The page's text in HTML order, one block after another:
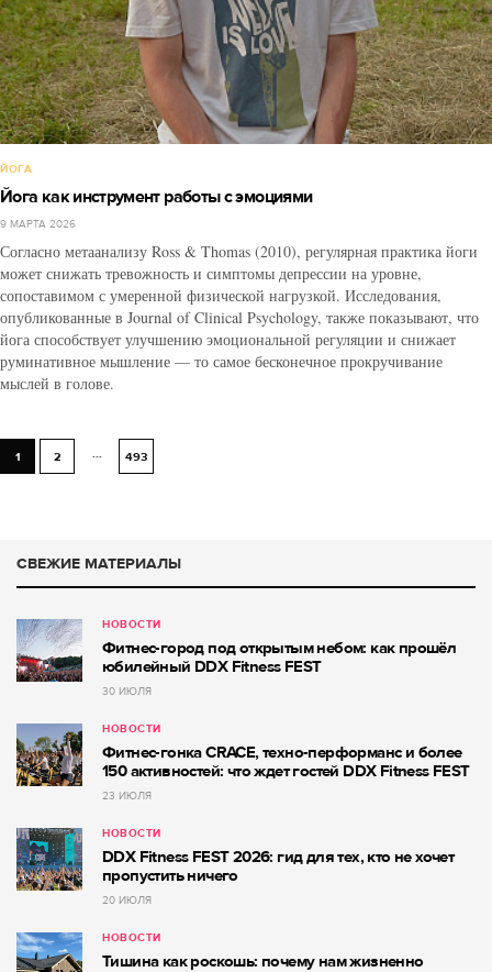
ЙОГА
Йога как инструмент работы с эмоциями
9 МАРТА 2026
Согласно метаанализу Ross & Thomas (2010), регулярная практика йоги
может снижать тревожность и симптомы депрессии на уровне,
сопоставимом с умеренной физической нагрузкой. Исследования,
опубликованные в Journal of Clinical Psychology, также показывают, что
йога способствует улучшению эмоциональной регуляции и снижает
руминативное мышление — то самое бесконечное прокручивание
мыслей в голове.
1 2 ... 493
СВЕЖИЕ МАТЕРИАЛЫ
НОВОСТИ
Фитнес-город под открытым небом: как прошёл
юбилейный DDX Fitness FEST
30 ИЮЛЯ
НОВОСТИ
Фитнес-гонка CRACE, техно-перформанс и более
150 активностей: что ждет гостей DDX Fitness FEST
23 ИЮЛЯ
НОВОСТИ
DDX Fitness FEST 2026: гид для тех, кто не хочет
пропустить ничего
20 ИЮЛЯ
НОВОСТИ
Тишина как роскошь: почему нам жизненно